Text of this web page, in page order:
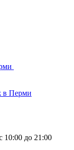
в Перми
до 21:00